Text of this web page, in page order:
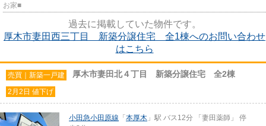
お家■
過去に掲載していた物件です。
厚木市妻田西三丁目 新築分譲住宅 全1棟へのお問い合わせ
はこちら
売買｜新築一戸建 厚木市妻田北４丁目 新築分譲住宅 全2棟
2月2日 値下げ
小田急小田原線 「 本厚木 」駅 バス12分 「妻田薬師」 停